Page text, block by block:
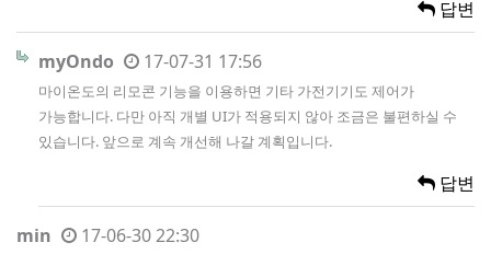
답변
myOndo 17-07-31 17:56
마이온도의 리모콘 기능을 이용하면 기타 가전기기도 제어가
가능합니다. 다만 아직 개별 UI가 적용되지 않아 조금은 불편하실 수
있습니다. 앞으로 계속 개선해 나갈 계획입니다.
답변
min 17-06-30 22:30